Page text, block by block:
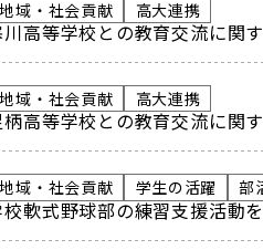
地域・社会貢献 高大連携
川高等学校との教育交流に関
地域・社会貢献 高大連携
柄高等学校との教育交流に関
地域・社会貢献 学生の活躍 部
軟式野球部の練習支援活動